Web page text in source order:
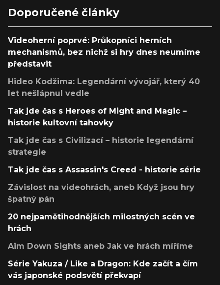
Doporučené články
Videoherní poprvé: Průkopníci herních
mechanismů, bez nichž si hry dnes neumíme
představit
Hideo Kodžima: Legendární vývojář, který 40
let nešlápnul vedle
Tak jde čas s Heroes of Might and Magic –
historie kultovní tahovky
Tak jde čas s Civilizací – historie legendární
strategie
Tak jde čas s Assassin's Creed - historie série
Závislost na videohrách, aneb Když jsou hry
špatný pán
20 nejpamětihodnějších milostných scén ve
hrách
Aim Down Sights aneb Jak ve hrách míříme
Série Yakuza / Like a Dragon: Kde začít a čím
vás japonské podsvětí překvapí